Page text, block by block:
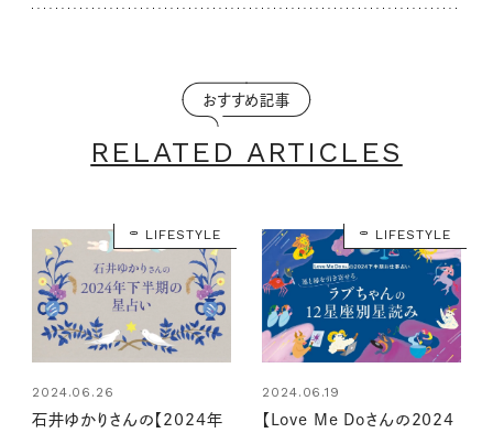
おすすめ記事
RELATED ARTICLES
LIFESTYLE
2024.06.26
石井ゆかりさんの【2024年
LIFESTYLE
2024.06.19
【Love Me Doさんの2024